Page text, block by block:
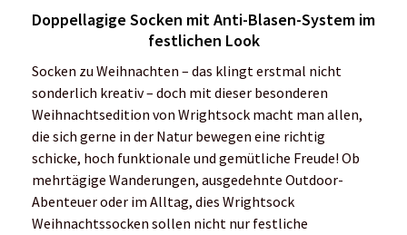
Doppellagige Socken mit Anti-Blasen-System im
festlichen Look
Socken zu Weihnachten – das klingt erstmal nicht
sonderlich kreativ – doch mit dieser besonderen
Weihnachtsedition von Wrightsock macht man allen,
die sich gerne in der Natur bewegen eine richtig
schicke, hoch funktionale und gemütliche Freude! Ob
mehrtägige Wanderungen, ausgedehnte Outdoor-
Abenteuer oder im Alltag, dies Wrightsock
Weihnachtssocken sollen nicht nur festliche